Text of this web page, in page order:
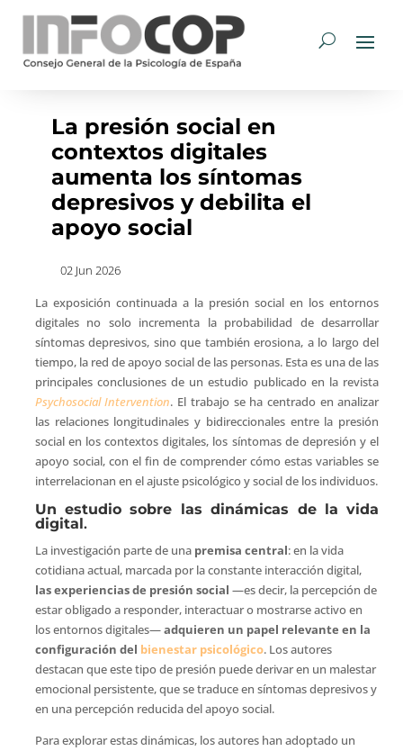
La presión social en
contextos digitales
aumenta los síntomas
depresivos y debilita el
apoyo social
02 Jun 2026
La exposición continuada a la presión social en los entornos
digitales no solo incrementa la probabilidad de desarrollar
síntomas depresivos, sino que también erosiona, a lo largo del
tiempo, la red de apoyo social de las personas. Esta es una de las
principales conclusiones de un estudio publicado en la revista
Psychosocial Intervention. El trabajo se ha centrado en analizar
las relaciones longitudinales y bidireccionales entre la presión
social en los contextos digitales, los síntomas de depresión y el
apoyo social, con el fin de comprender cómo estas variables se
interrelacionan en el ajuste psicológico y social de los individuos.
Un estudio sobre las dinámicas de la vida
digital.
La investigación parte de una premisa central: en la vida
cotidiana actual, marcada por la constante interacción digital,
las experiencias de presión social —es decir, la percepción de
estar obligado a responder, interactuar o mostrarse activo en
los entornos digitales—adquieren un papel relevante en la
configuración del bienestar psicológico. Los autores
destacan que este tipo de presión puede derivar en un malestar
emocional persistente, que se traduce en síntomas depresivos y
en una percepción reducida del apoyo social.
Para explorar estas dinámicas, los autores han adoptado un